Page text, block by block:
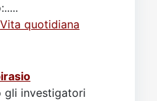
Vita quotidiana
gli investigatori